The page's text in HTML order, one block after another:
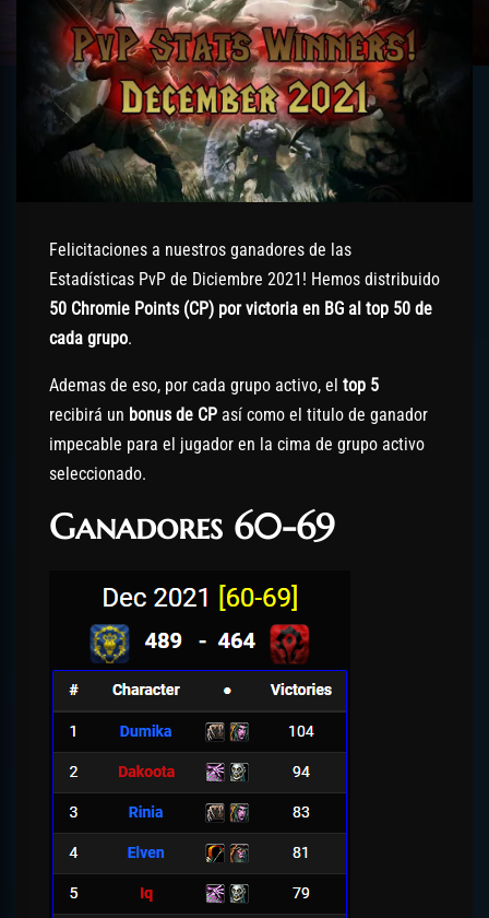
Felicitaciones a nuestros ganadores de las
Estadísticas PvP de Diciembre 2021! Hemos distribuido
50 Chromie Points (CP) por victoria en BG al top 50 de
cada grupo.
Ademas de eso, por cada grupo activo, el top 5
recibirá un bonus de CP así como el titulo de ganador
impecable para el jugador en la cima de grupo activo
seleccionado.
Ganadores 60-69